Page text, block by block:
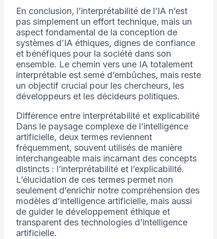
En conclusion, l’interprétabilité de l’IA n’est
pas simplement un effort technique, mais un
aspect fondamental de la conception de
systèmes d’IA éthiques, dignes de confiance
et bénéfiques pour la société dans son
ensemble. Le chemin vers une IA totalement
interprétable est semé d’embûches, mais reste
un objectif crucial pour les chercheurs, les
développeurs et les décideurs politiques.
Différence entre interprétabilité et explicabilité
Dans le paysage complexe de l’intelligence
artificielle, deux termes reviennent
fréquemment, souvent utilisés de manière
interchangeable mais incarnant des concepts
distincts : l’interprétabilité et l’explicabilité.
L’élucidation de ces termes permet non
seulement d’enrichir notre compréhension des
modèles d’intelligence artificielle, mais aussi
de guider le développement éthique et
transparent des technologies d’intelligence
artificielle.